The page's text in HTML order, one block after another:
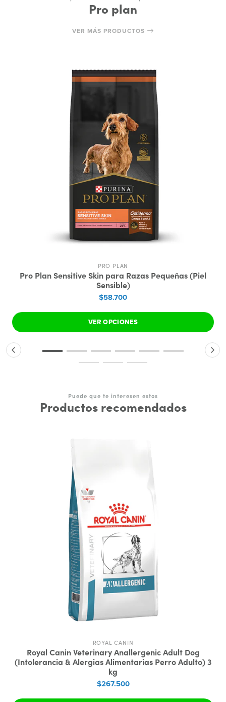
Pro plan
VER MÁS PRODUCTOS
PRO PLAN
Pro Plan Sensitive Skin para Razas Pequeñas (Piel
Sensible)
$58.700
VER OPCIONES
Puede que te interesen estos
Productos recomendados
ROYAL CANIN
Royal Canin Veterinary Anallergenic Adult Dog
(Intolerancia & Alergias Alimentarias Perro Adulto) 3
kg
$267.500